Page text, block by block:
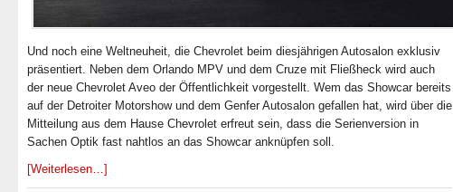
Und noch eine Weltneuheit, die Chevrolet beim diesjährigen Autosalon exklusiv
präsentiert. Neben dem Orlando MPV und dem Cruze mit Fließheck wird auch
der neue Chevrolet Aveo der Öffentlichkeit vorgestellt. Wem das Showcar bereits
auf der Detroiter Motorshow und dem Genfer Autosalon gefallen hat, wird über die
Mitteilung aus dem Hause Chevrolet erfreut sein, dass die Serienversion in
Sachen Optik fast nahtlos an das Showcar anknüpfen soll.
[Weiterlesen…]